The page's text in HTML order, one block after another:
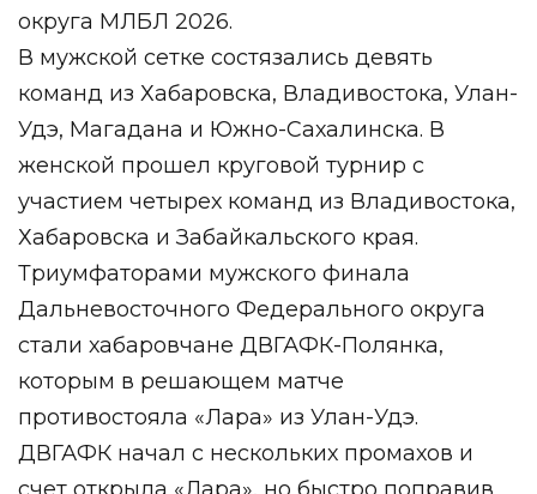
округа МЛБЛ 2026.
В мужской сетке состязались девять
команд из Хабаровска, Владивостока, Улан-
Удэ, Магадана и Южно-Сахалинска. В
женской прошел круговой турнир с
участием четырех команд из Владивостока,
Хабаровска и Забайкальского края.
Триумфаторами мужского финала
Дальневосточного Федерального округа
стали хабаровчане ДВГАФК-Полянка,
которым в решающем матче
противостояла «Лара» из Улан-Удэ.
ДВГАФК начал с нескольких промахов и